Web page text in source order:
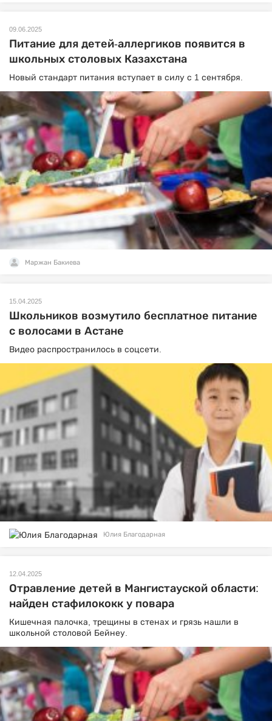
09.06.2025
Питание для детей-аллергиков появится в
школьных столовых Казахстана
Новый стандарт питания вступает в силу с 1 сентября.
Маржан Бакиева
15.04.2025
Школьников возмутило бесплатное питание
с волосами в Астане
Видео распространилось в соцсети.
Юлия Благодарная
12.04.2025
Отравление детей в Мангистауской области:
найден стафилококк у повара
Кишечная палочка, трещины в стенах и грязь нашли в
школьной столовой Бейнеу.